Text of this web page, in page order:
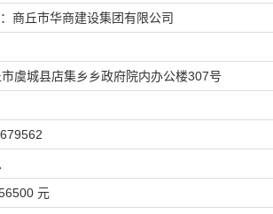
商丘市华商建设集团有限公司
虞城县店集乡乡政府院内办公楼307号
元